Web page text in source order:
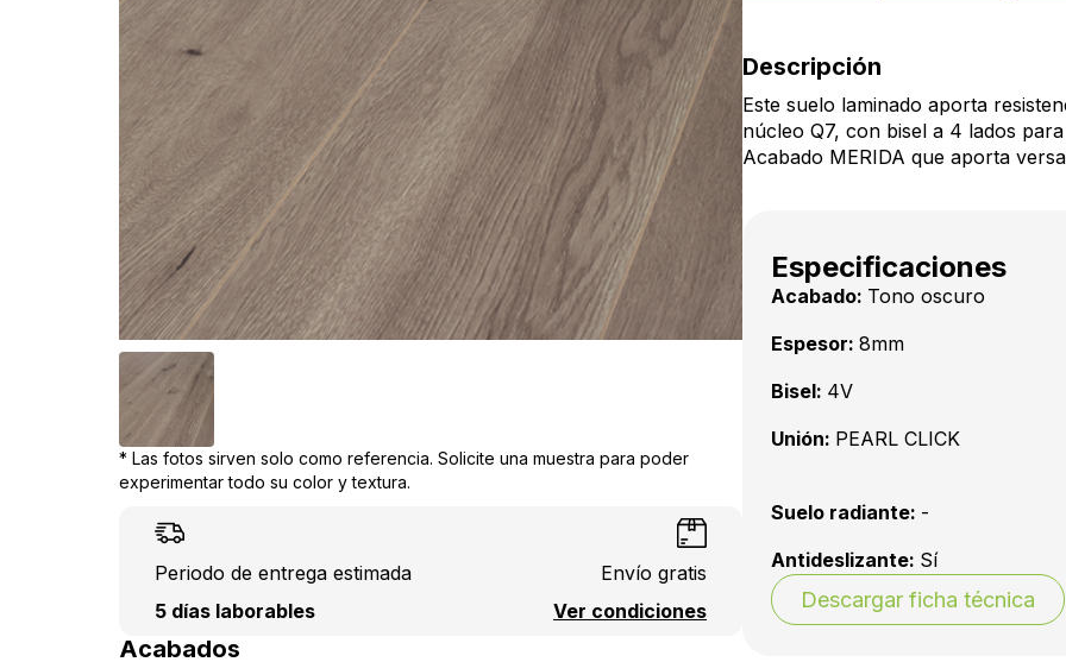
* Las fotos sirven solo como referencia. Solicite una muestra para poder
experimentar todo su color y textura.
Periodo de entrega estimada
5 días laborables
Envío gratis
Ver condiciones
Acabados
Descripción
Este suelo laminado aporta
núcleo Q7, con bisel a 4 lados
Acabado MERIDA que aporta
Especificaciones
Acabado: Tono oscuro
Espesor: 8mm
Bisel: 4V
Unión: PEARL CLICK
Suelo radiante: -
Antideslizante: Sí
Descargar ficha técnica